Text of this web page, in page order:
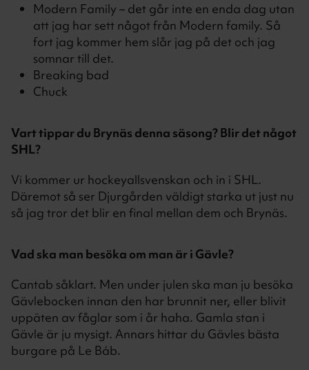
Modern Family – det går inte en enda dag utan
att jag har sett något från Modern family. Så
fort jag kommer hem slår jag på det och jag
somnar till det.
Breaking bad
Chuck
Vart tippar du Brynäs denna säsong? Blir det något
SHL?
Vi kommer ur hockeyallsvenskan och in i SHL.
Däremot så ser Djurgården väldigt starka ut just nu
så jag tror det blir en final mellan dem och Brynäs.
Vad ska man besöka om man är i Gävle?
Cantab såklart. Men under julen ska man ju besöka
Gävlebocken innan den har brunnit ner, eller blivit
uppäten av fåglar som i år haha. Gamla stan i
Gävle är ju mysigt. Annars hittar du Gävles bästa
burgare på Le Báb.